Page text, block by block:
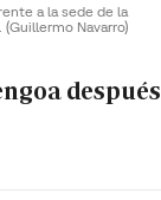
a la sede de la
(Guillermo Navarro)
después